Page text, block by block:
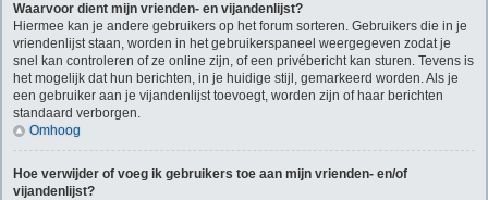
Waarvoor dient mijn vrienden- en vijandenlijst?
Hiermee kan je andere gebruikers op het forum sorteren. Gebruikers die in je
vriendenlijst staan, worden in het gebruikerspaneel weergegeven zodat je
snel kan controleren of ze online zijn, of een privébericht kan sturen. Tevens is
het mogelijk dat hun berichten, in je huidige stijl, gemarkeerd worden. Als je
een gebruiker aan je vijandenlijst toevoegt, worden zijn of haar berichten
standaard verborgen.
Omhoog
Hoe verwijder of voeg ik gebruikers toe aan mijn vrienden- en/of
vijandenlijst?